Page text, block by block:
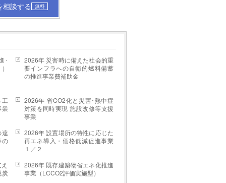
談する 無料
･
2026年 災害時に備えた社会的重
要インフラへの自衛的燃料備蓄
の推進事業費補助金
業
2026年 省CO2化と災害･熱中症
対策を同時実現 施設改修等支援
事業
達
の
2026年 設置場所の特性に応じた
再エネ導入・価格低減促進事業
１／２
炭
2026年 既存建築物省エネ化推進
事業（LCCO2評価実施型）